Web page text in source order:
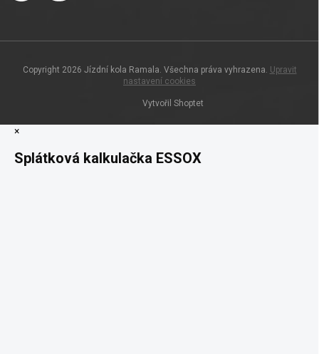
Vytvořil Shoptet
Copyright 2026 Jízdní kola Ramala. Všechna práva vyhrazena. Upravit
nastavení cookies
×
Splátková kalkulačka ESSOX